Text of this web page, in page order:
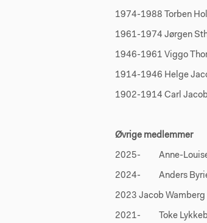
1974-1988 Torben
1961-1974 Jørgen
1946-1961 Viggo
1914-1946 Helge
1902-1914 Carl
Øvrige medlemmer
2025- Anne-Louise
2024- Anders
2023 Jacob Wamberg
2021- Toke